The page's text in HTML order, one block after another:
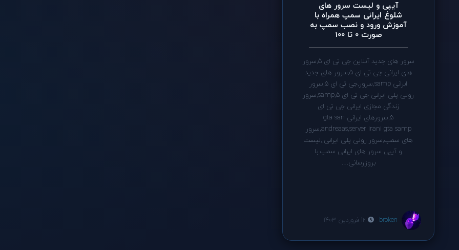
آیپی و لیست سرور های
شلوغ ایرانی سمپ همراه با
آموزش ورود و نصب سمپ به
صورت 0 تا 100
سرور های جدید آنلاین جی تی ای 5,سرور
های ایرانی جی تی ای 5,سرور های جدید
ابرانی samp,سرور,جی تی ای 5,سرور
رولی پلی ایرانی جی تی ای 5,samp,سرور
زندگی مجازی ایرانی جی تی ای
5,سرورهای ایرانی gta san
andreaas,server irani gta samp,سرور
های سمپ,سرور رولی پلی ایرانی,,لیست
و آیپی سرور های ایرانی سمپ با
بروزرسانی…
broken